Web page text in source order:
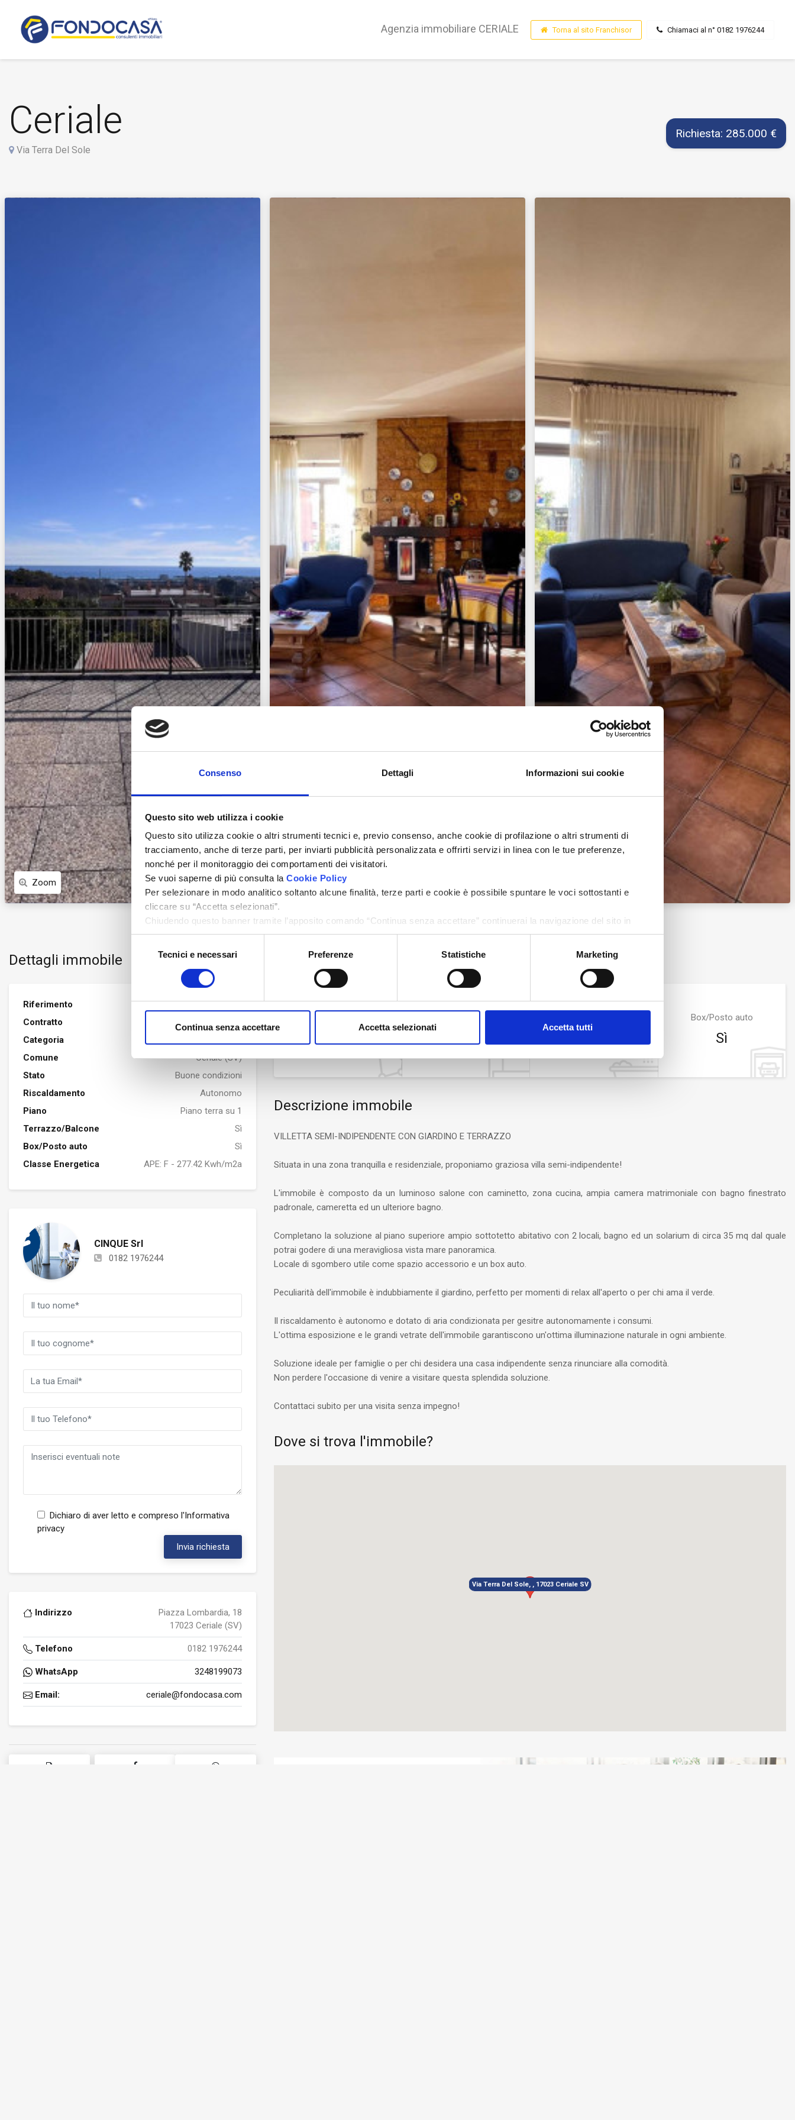
Consenso Dettagli Informazioni sui cookie
Questo sito web utilizza i cookie
Questo sito utilizza cookie o altri strumenti tecnici e, previo consenso, anche cookie di profilazione o altri strumenti di
tracciamento, anche di terze parti, per inviarti pubblicità personalizzata e offrirti servizi in linea con le tue preferenze,
nonché per il monitoraggio dei comportamenti dei visitatori.
Se vuoi saperne di più consulta la Cookie Policy
Per selezionare in modo analitico soltanto alcune finalità, terze parti e cookie è possibile spuntare le voci sottostanti e
cliccare su “Accetta selezionati”.
Chiudendo questo banner tramite l’apposito comando “Continua senza accettare” continuerai la navigazione del sito in
assenza di cookie o altri strumenti di tracciamento diversi da quelli tecnici.
Tecnici e necessari Preferenze Statistiche Marketing
Continua senza accettare Accetta selezionati Accetta tutti
Agenzia immobiliare CERIALE Torna al sito Franchisor Chiamaci al n° 0182 1976244
Ceriale
Via Terra Del Sole
Richiesta: 285.000 €
Zoom Zoom
Dettagli immobile
Riferimento
3553
Contratto
Categoria
Comune
Ceriale (SV)
Stato
Buone condizioni
Riscaldamento
Autonomo
Piano
Piano terra su 1
Terrazzo/Balcone
Sì
Box/Posto auto
Sì
Classe Energetica
APE: F - 277.42 Kwh/m2a
CINQUE Srl
0182 1976244
Dichiaro di aver letto e compreso l'Informativa
privacy
Invia richiesta
Indirizzo
Piazza Lombardia, 18
17023 Ceriale (SV)
Telefono 0182 1976244
WhatsApp 3248199073
Email: ceriale@fondocasa.com
Caratteristiche
120 m 2
Box/Posto auto
Sì
Descrizione immobile
VILLETTA SEMI-INDIPENDENTE CON GIARDINO E TERRAZZO
Situata in una zona tranquilla e residenziale, proponiamo graziosa villa semi-indipendente!
L'immobile è composto da un luminoso salone con caminetto, zona cucina, ampia camera matrimoniale con bagno finestrato
padronale, cameretta ed un ulteriore bagno.
Completano la soluzione al piano superiore ampio sottotetto abitativo con 2 locali, bagno ed un solarium di circa 35 mq dal quale
potrai godere di una meravigliosa vista mare panoramica.
Locale di sgombero utile come spazio accessorio e un box auto.
Peculiarità dell'immobile è indubbiamente il giardino, perfetto per momenti di relax all'aperto o per chi ama il verde.
Il riscaldamento è autonomo e dotato di aria condizionata per gesitre autonomamente i consumi.
L'ottima esposizione e le grandi vetrate dell'immobile garantiscono un'ottima illuminazione naturale in ogni ambiente.
Soluzione ideale per famiglie o per chi desidera una casa indipendente senza rinunciare alla comodità.
Non perdere l'occasione di venire a visitare questa splendida soluzione.
Contattaci subito per una visita senza impegno!
Dove si trova l'immobile?
Via Terra Del Sole, , 17023 Ceriale SV